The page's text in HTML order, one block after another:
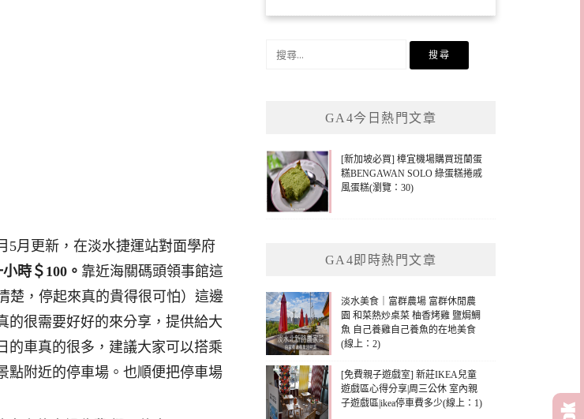
5月更新，在淡水捷運站對面學府
時＄100。 靠近海關碼頭領事館這
楚，停起來真的貴得很可怕）這邊
的很需要好好的來分享，提供給大
的車真的很多，建議大家可以搭乘
點附近的停車場。也順便把停車場
GA4今日熱門文章
[新加坡必買] 樟宜機場購買班蘭蛋
糕BENGAWAN SOLO 綠蛋糕捲戚
風蛋糕(瀏覽：30)
GA4即時熱門文章
淡水美食｜富群農場 富群休閒農
園 和菜熱炒桌菜 柚香烤雞 鹽焗鯛
魚 自己養雞自己養魚的在地美食
(線上：2)
[免費親子遊戲室] 新莊IKEA兒童
遊戲區心得分享|周三公休 室內親
子遊戲區|ikea停車費多少(線上：1)